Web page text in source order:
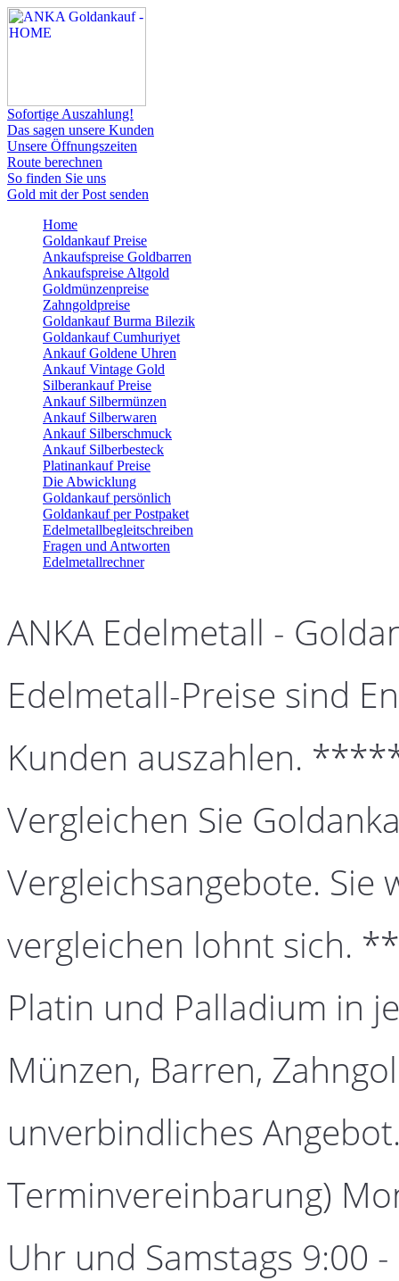
Sofortige Auszahlung!
Das sagen unsere Kunden
Unsere Öffnungszeiten
Route berechnen
So finden Sie uns
Gold mit der Post senden
Home
Goldankauf Preise
Ankaufspreise Goldbarren
Ankaufspreise Altgold
Goldmünzenpreise
Zahngoldpreise
Goldankauf Burma Bilezik
Goldankauf Cumhuriyet
Ankauf Goldene Uhren
Ankauf Vintage Gold
Silberankauf Preise
Ankauf Silbermünzen
Ankauf Silberwaren
Ankauf Silberschmuck
Ankauf Silberbesteck
Platinankauf Preise
Die Abwicklung
Goldankauf persönlich
Goldankauf per Postpaket
Edelmetallbegleitschreiben
Fragen und Antworten
Edelmetallrechner
ANKA Edelmetall -
Edelmetall-Preise sind
Kunden auszahlen.
Vergleichen Sie
Vergleichsangebote. Sie
vergleichen lohnt sich.
Platin und Palladium in
Münzen, Barren,
unverbindliches
Terminvereinbarung)
Uhr und Samstags 9:00